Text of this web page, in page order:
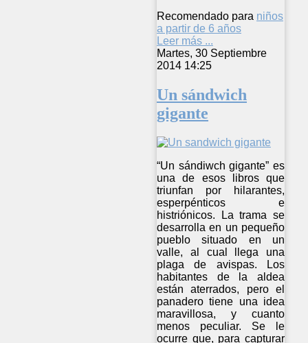
Recomendado para niños
a partir de 6 años
Leer más ...
Martes, 30 Septiembre
2014 14:25
Un sándwich
gigante
“Un sándiwch gigante” es
una de esos libros que
triunfan por hilarantes,
esperpénticos e
histriónicos. La trama se
desarrolla en un pequeño
pueblo situado en un
valle, al cual llega una
plaga de avispas. Los
habitantes de la aldea
están aterrados, pero el
panadero tiene una idea
maravillosa, y cuanto
menos peculiar. Se le
ocurre que, para capturar